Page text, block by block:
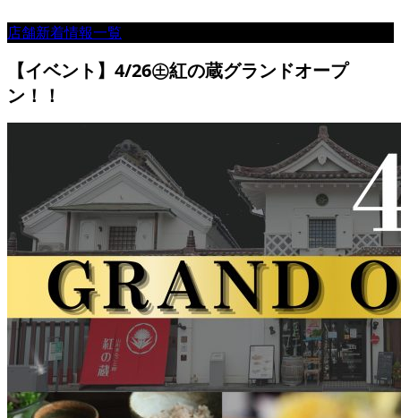
店舗新着情報一覧
【イベント】4/26㊏紅の蔵グランドオープ
ン！！